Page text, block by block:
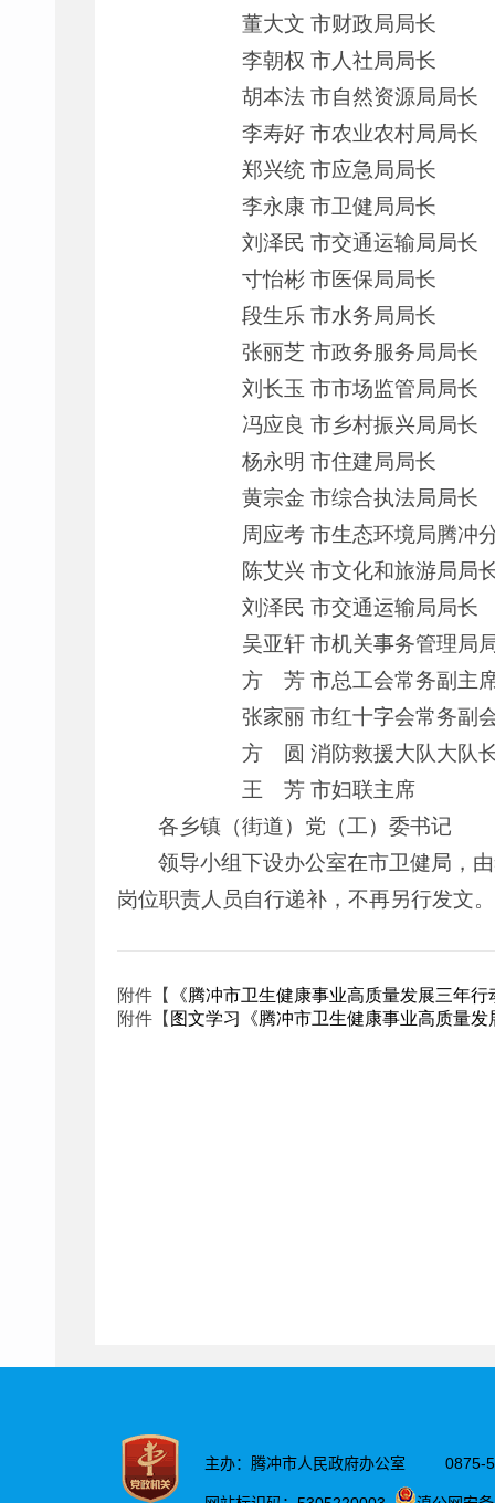
董大文 市财政局局长
李朝权 市人社局局长
胡本法 市自然资源局局长
李寿好 市农业农村局局长
郑兴统 市应急局局长
李永康 市卫健局局长
刘泽民 市交通运输局局长
寸怡彬 市医保局局长
段生乐 市水务局局长
张丽芝 市政务服务局局长
刘长玉 市市场监管局局长
冯应良 市乡村振兴局局长
杨永明 市住建局局长
黄宗金 市综合执法局局长
周应考 市生态环境局腾冲
陈艾兴 市文化和旅游局局
刘泽民 市交通运输局局长
吴亚轩 市机关事务管理局
方 芳 市总工会常务副主
张家丽 市红十字会常务副
方 圆 消防救援大队大队
王 芳 市妇联主席
各乡镇（街道）党（工）委书记
领导小组下设办公室在市卫健局，
岗位职责人员自行递补，不再另行发文。
附件【
《腾冲市卫生健康事业高质量发展三年
附件【 图文学习《腾冲市卫生健康事业高质量